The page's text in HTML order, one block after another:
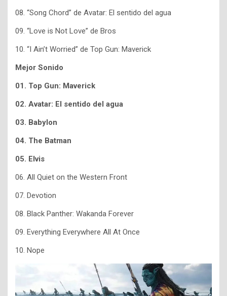
08. “Song Chord” de Avatar: El sentido del agua
09. “Love is Not Love” de Bros
10. “I Ain’t Worried” de Top Gun: Maverick
Mejor Sonido
01. Top Gun: Maverick
02. Avatar: El sentido del agua
03. Babylon
04. The Batman
05. Elvis
06. All Quiet on the Western Front
07. Devotion
08. Black Panther: Wakanda Forever
09. Everything Everywhere All At Once
10. Nope